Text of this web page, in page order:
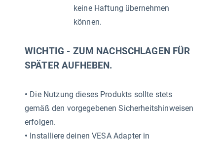
keine Haftung übernehmen
können.
WICHTIG - ZUM NACHSCHLAGEN FÜR
SPÄTER AUFHEBEN.
• Die Nutzung dieses Produkts sollte stets
gemäß den vorgegebenen Sicherheitshinweisen
erfolgen.
• Installiere deinen VESA Adapter in